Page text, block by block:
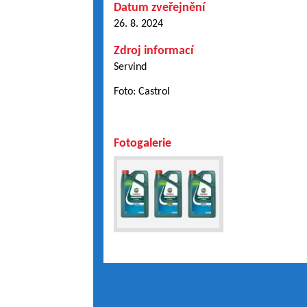
Datum zveřejnění
26. 8. 2024
Zdroj informací
Servind
Foto: Castrol
Fotogalerie